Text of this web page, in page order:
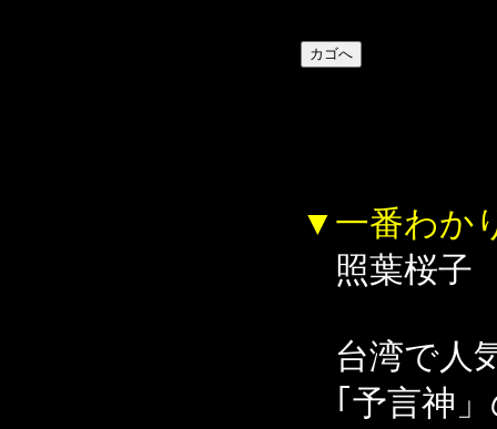
▼一番わか
照葉桜子
台湾で人
｢予言神」